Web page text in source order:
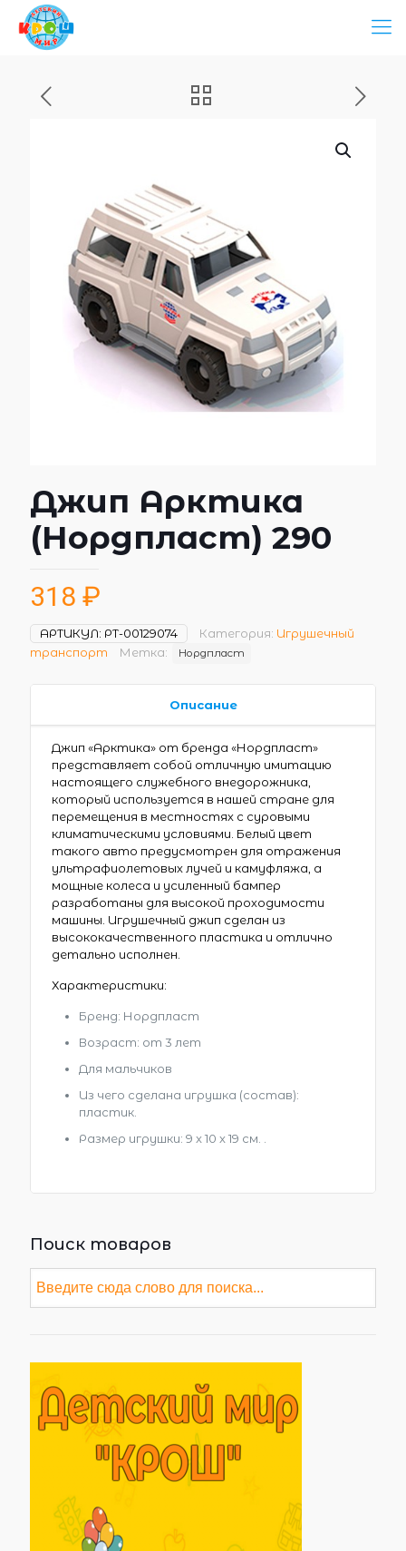
Джип Арктика
(Нордпласт) 290
318 ₽
АРТИКУЛ: РТ-00129074 Категория: Игрушечный
транспорт
Метка: Нордпласт
Описание
Джип «Арктика» от бренда «Нордпласт»
представляет собой отличную имитацию
настоящего служебного внедорожника,
который используется в нашей стране для
перемещения в местностях с суровыми
климатическими условиями. Белый цвет
такого авто предусмотрен для отражения
ультрафиолетовых лучей и камуфляжа, а
мощные колеса и усиленный бампер
разработаны для высокой проходимости
машины. Игрушечный джип сделан из
высококачественного пластика и отлично
детально исполнен.
Характеристики:
Бренд: Нордпласт
Возраст: от 3 лет
Для мальчиков
Из чего сделана игрушка (состав):
пластик.
Размер игрушки: 9 x 10 x 19 см. .
Поиск товаров